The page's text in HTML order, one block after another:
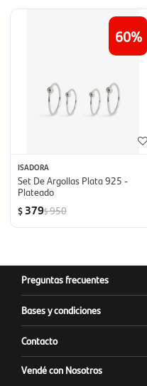
60
ISADORA
Set De Argollas Plata 925 -
Plateado
$ 379$950
Preguntas frecuentes
Bases y condiciones
Contacto
Vendé con Nosotros